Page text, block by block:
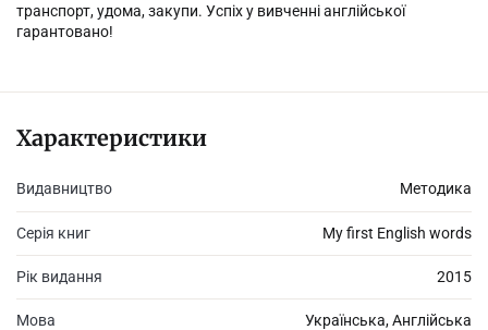
транспорт, удома, закупи. Успіх у вивченні англійської
гарантовано!
Характеристики
Видавництво Методика
Серія книг My first English words
Рік видання 2015
Мова Українська, Англійська